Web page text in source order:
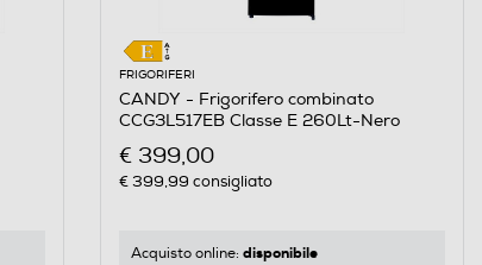
FRIGORIFERI
CANDY - Frigorifero combinato
CCG3L517EB Classe E 260Lt-Nero
€ 399,00
€ 399,99 consigliato
Acquisto online: disponibile